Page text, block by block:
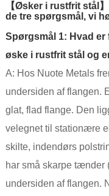
【Øsker i rustfrit stål
de tre spørgsmål, vi
Spørgsmål 1: Hvad er
øske i rustfrit stål og
A: Hos Nuote Metals
undersiden af ​​flangen.
glat, flad flange. Den
velegnet til stationære
skilte, indendørs
har små skarpe tænder
undersiden af ​​flangen.